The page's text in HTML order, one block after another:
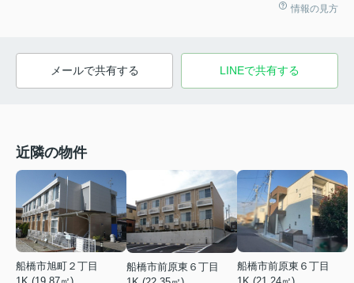
情報の見方
メールで共有する LINEで共有する
近隣の物件
船橋市旭町２丁目
船橋市前原東６丁目
船橋市前原東６丁目